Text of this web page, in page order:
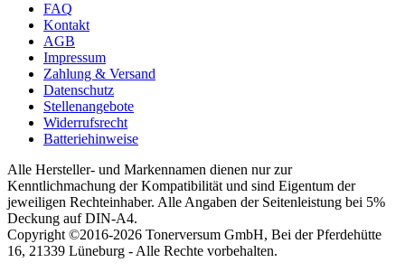
FAQ
Kontakt
AGB
Impressum
Zahlung & Versand
Datenschutz
Stellenangebote
Widerrufsrecht
Batteriehinweise
Alle Hersteller- und Markennamen dienen nur zur
Kenntlichmachung der Kompatibilität und sind Eigentum der
jeweiligen Rechteinhaber. Alle Angaben der Seitenleistung bei 5%
Deckung auf DIN-A4.
Copyright ©2016-2026 Tonerversum GmbH, Bei der Pferdehütte
16, 21339 Lüneburg - Alle Rechte vorbehalten.